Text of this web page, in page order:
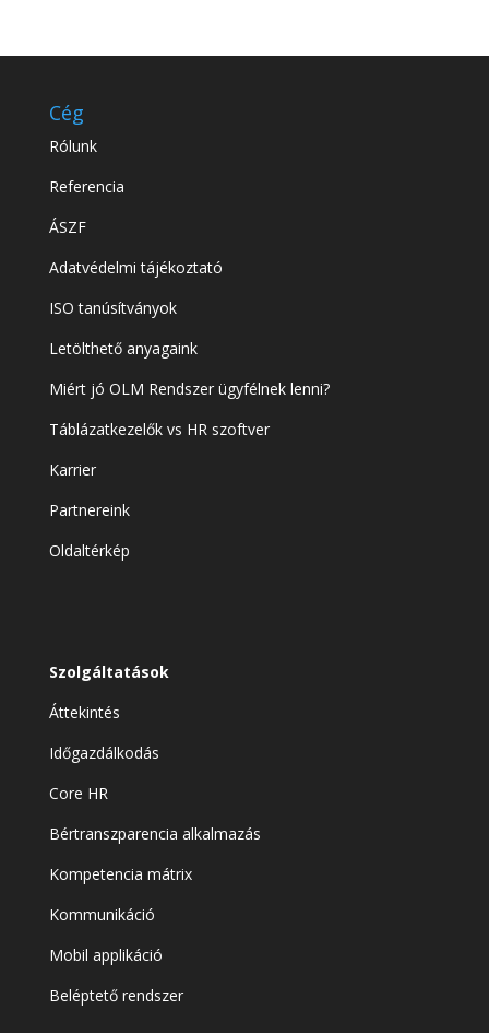
Cég
Rólunk
Referencia
ÁSZF
Adatvédelmi tájékoztató
ISO tanúsítványok
Letölthető anyagaink
Miért jó OLM Rendszer ügyfélnek lenni?
Táblázatkezelők vs HR szoftver
Karrier
Partnereink
Oldaltérkép
Szolgáltatások
Áttekintés
Időgazdálkodás
Core HR
Bértranszparencia alkalmazás
Kompetencia mátrix
Kommunikáció
Mobil applikáció
Beléptető rendszer